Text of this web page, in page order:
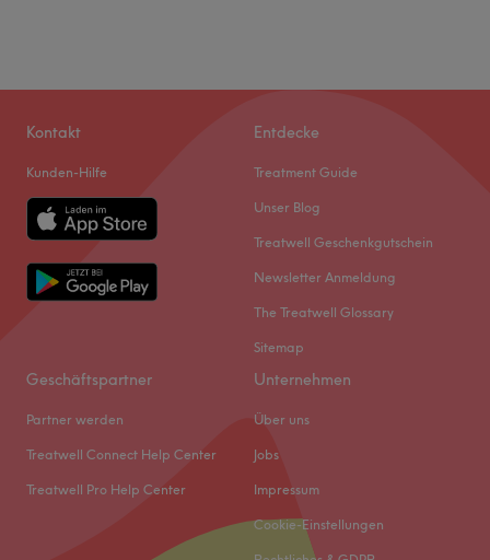
Kontakt
Kunden-Hilfe
Entdecke
Treatment Guide
Unser Blog
Treatwell Geschenkgutschein
Newsletter Anmeldung
The Treatwell Glossary
Sitemap
Geschäftspartner
Partner werden
Treatwell Connect Help Center
Treatwell Pro Help Center
Unternehmen
Über uns
Jobs
Impressum
Cookie-Einstellungen